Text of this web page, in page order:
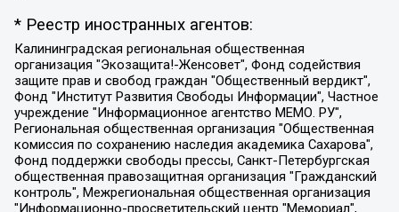
* Реестр иностранных агентов:
Калининградская региональная общественная организация "Экозащита!-Женсовет", Фонд содействия защите прав и свобод граждан "Общественный вердикт", Фонд "Институт Развития Свободы Информации", Частное учреждение "Информационное агентство МЕМО. РУ", Региональная общественная организация "Общественная комиссия по сохранению наследия академика Сахарова", Фонд поддержки свободы прессы, Санкт-Петербургская общественная правозащитная организация "Гражданский контроль", Межрегиональная общественная организация "Информационно-просветительский центр "Мемориал", Региональный Фонд "Центр Защиты Прав Средств Массовой Информации", с 05.12.2023 Фонд "Центр Защиты Прав Средств массовой информации", Региональная общественная благотворительная организация помощи беженцам и мигрантам "Гражданское содействие", Негосударственное образовательное учреждение дополнительного профессионального образования (повышение квалификации) специалистов "АКАДЕМИЯ ПО ПРАВАМ ЧЕЛОВЕКА", Свердловская региональная общественная организация "Сутяжник", Автономная некоммерческая организация "Центр независимых социологических исследований", Союз общественных объединений "Российский исследовательский центр по правам человека", Региональное общественное учреждение научно-информационный центр "МЕМОРИАЛ", Некоммерческая организация "Фонд защиты гласности", Автономная некоммерческая организация "Институт прав человека", Городская общественная организация "Екатеринбургское общество "МЕМОРИАЛ", Городская общественная организация "Рязанское историко-просветительское и правозащитное общество "Мемориал" (Рязанский Мемориал), Челябинский региональный орган общественной самодеятельности – женское общественное объединение "Женщины Евразии", Челябинский региональный орган общественной самодеятельности "Уральская правозащитная группа", Фонд содействия защите здоровья и социальной справедливости имени Андрея Рылькова, Автономная Некоммерческая Организация "Аналитический Центр Юрия Левады", Автономная некоммерческая организация социальной поддержки населения "Проект Апрель", Региональная общественная организация помощи женщинам и детям, находящимся в кризисной ситуации "Информационно-методический центр "Анна", Фонд содействия развитию массовых коммуникаций и правовому просвещению "Так-так-Так", Фонд содействия устойчивому развитию "Серебряная тайга", Свердловский региональный общественный фонд социальных проектов "Новое время", "Idel.Реалии", Кавказ.Реалии, Крым.Реалии, Телеканал Настоящее Время, Татаро-башкирская служба Радио Свобода (Azatliq Radiosi), Радио Свободная Европа/Радио Свобода (PCE/PC), "Сибирь.Реалии", "Фактограф", Благотворительный фонд помощи осужденным и их семьям, Автономная некоммерческая организация "Институт глобализации и социальных движений", Фонд "В защиту прав заключенных", Частное учреждение "Центр поддержки и содействия развитию средств массовой информации", Пензенский региональный общественный благотворительный фонд "Гражданский союз", "Север.Реалии", Некоммерческая организация Фонд "Правовая инициатива", Общество с ограниченной ответственностью "Радио Свободная Европа/Радио Свобода", Чешское информационное агентство "MEDIUM-ORIENT", Красноярская региональная общественная организация "Мы против СПИДа", Камалягин Денис Николаевич, Маркелов Сергей Евгеньевич, Пономарев Лев Александрович, Савицкая Людмила Алексеевна, Автономная некоммерческая организация "Центр по работе с проблемой насилия "НАСИЛИЮ.НЕТ", Межрегиональный профессиональный союз работников здравоохранения "Альянс врачей", Юридическое лицо, зарегистрированное в Латвийской Республике, SIA "Medusa Project" (регистрационный номер 40103797863, дата регистрации 10.06.2014), Некоммерческая организация "Фонд по борьбе с коррупцией", Автономная некоммерческая организация "Институт права и публичной политики", Баданин Роман Сергеевич, Гликин Максим Александрович, Железнова Мария Михайловна, Лукьянова Юлия Сергеевна, Маетная Елизавета Витальевна, Маняхин Петр Борисович, Чуракова Ольга Владимировна, Ярош Юлия Петровна, Юридическое лицо "The Insider SIA", зарегистрированное в Риге, Латвийская Республика (дата регистрации 26.06.2015), являющееся администратором доменного имени интернет-издания "The Insider SIA", https://theins.ru, Постернак Алексей Евгеньевич, Рубин Михаил Аркадьевич, Анин Роман Александрович, Юридическое лицо Istories fonds, зарегистрированное в Латвийской Республике (регистрационный номер 50008295751, дата регистрации 24.02.2020), Великовский Дмитрий Александрович, Долинина Ирина Николаевна, Мароховская Алеся Алексеевна, Шлейнов Роман Юрьевич, Шмагун Олеся Валентиновна, Общество с ограниченной ответственностью "Альтаир 2021", Общество с ограниченной ответственностью "Вега 2021", Общество с ограниченной ответственностью "Главный редактор 2021", Общество с ограниченной ответственностью "Ромашки монолит", Важенков Артем Валерьевич, Ивановская областная общественная организация "Центр гендерных исследований", Гурман Юрий Альбертович, Медиапроект "ОВД-Инфо", Егоров Владимир Владимирович, Жилинский Владимир Александрович, Общество с ограниченной ответственностью "ЗП", Иванова София Юрьевна, Карезина Инна Павловна, Кильтау Екатерина Викторовна, Петров Алексей Викторович, Пискунов Сергей Евгеньевич, Смирнов Сергей Сергеевич, Тихонов Михаил Сергеевич, Общество с ограниченной ответственностью "ЖУРНАЛИСТ-ИНОСТРАННЫЙ АГЕНТ", Арапова Галина Юрьевна, Вольтская Татьяна Анатольевна, Американская компания "Mason G.E.S. Anonymous Foundation" (США), являющаяся владельцем интернет-издания https://mnews.world/, Компания "Stichting Bellingcat", зарегистрированная в Нидерландах (дата регистрации 11.07.2018), Захаров Андрей Вячеславович, Клепиковская Екатерина Дмитриевна, Общество с ограниченной ответственностью "МЕМО", Перл Роман Александрович, Симонов Евгений Алексеевич, Соловьева Елена Анатольевна, Сотников Даниил Владимирович, Сурначева Елизавета Дмитриевна, Автономная некоммерческая организация по защите прав человека и информированию населения "Якутия – Наше Мнение", Общество с ограниченной ответственностью "Москоу диджитал медиа", с 26.01.2023 Общество с ограниченной ответственностью "Чайка Белые сады", Ветошкина Валерия Валерьевна, Заговора Максим Александрович, Межрегиональное общественное движение "Российская ЛГБТ - сеть", Оленичев Максим Владимирович, Павлов Иван Юрьевич, Скворцова Елена Сергеевна, Общество с ограниченной ответственностью "Как бы инагент", Кочетков Игорь Викторович, Общество с ограниченной ответственностью "Честные выборы", Еланчик Олег Александрович, Общество с ограниченной ответственностью "Нобелевский призыв", Гималова Регина Эмилевна, Григорьев Андрей Валерьевич, Григорьева Алина Александровна, Ассоциация по содействию защите прав призывников, альтернативнослужащих и военнослужащих "Правозащитная группа "Гражданин.Армия.Право", Хисамова Регина Фаритовна, Автономная некоммерческая организация по реализации социально-правовых программ "Лилит", Дальневосточное общественное движение "Маяк", Санкт-Петербургская ЛГБТ-инициативная группа "Выход", Инициативная группа ЛГБТ+ "Реверс", Алексеев Андрей Викторович, Бекбулатова Таисия Львовна, Беляев Иван Михайлович, Владыкина Елена Сергеевна, Гельман Марат Александрович, Никульшина Вероника Юрьевна, Толоконникова Надежда Андреевна, Шендерович Виктор Анатольевич, Общество с ограниченной ответственностью "Данное сообщение", Общество с ограниченной ответственностью Издательский дом "Новая глава", Айнбиндер Александра Александровна, Московский комьюнити-центр для ЛГБТ+инициатив, Благотворительный фонд развития филантропии, Deutsche Welle (Германия, Kurt-Schumacher-Strasse 3, 53113 Bonn), Борзунова Мария Михайловна, Воробьев Виктор Викторович, Голубева Анна Львовна, Константинова Алла Михайловна, Малкова Ирина Владимировна, Мурадов Мурад Абдулгалимович, Осетинская Елизавета Николаевна, Понасенков Евгений Николаевич, Ганапольский Матвей Юрьевич, Киселев Евгений Алексеевич, Борухович Ирина Григорьевна, Дремин Иван Тимофеевич, Дубровский Дмитрий Викторович, Красноярская региональная общественная организация поддержки и развития альтернативных образовательных технологий и межкультурных коммуникаций "ИНТЕРРА", Маяковская Екатерина Алексеевна, Фейгин Марк Захарович, Филимонов Андрей Викторович, Дзугкоева Регина Николаевна, Доброхотов Роман Александрович, Дудь Юрий Александрович, Елкин Сергей Владимирович, Кругликов Кирилл Игоревич, Сабунаева Мария Леонидовна, Семенов Алексей Владимирович, Шаинян Карен Багратович, Шульман Екатерина Михайловна, Асафьев Артур Валерьевич, Вахштайн Виктор Семенович, Венедиктов Алексей Алексеевич, Лушникова Екатерина Евгеньевна, Волков Леонид Михайлович, Невзоров Александр Глебович, Пархоменко Сергей Борисович, Сироткин Ярослав Николаевич, Кара-Мурза Владимир Владимирович, Баранова Наталья Владимировна, Гозман Леонид Яковлевич, Кагарлицкий Борис Юльевич, Климарев Михаил Валерьевич, Милов Владимир Станиславович, Автономная некоммерческая организация Краснодарский центр современного искусства "Типография", Моргенштерн Алишер Тагирович, Соболь Любовь Эдуардовна, Общество с ограниченной ответственностью "ЛИЗА НОРМ", Каспаров Гарри Кимович, Ходорковский Михаил Борисович, Общество с ограниченной ответственностью "Апрельские тезисы", Данилович Ирина Брониславовна, Кашин Олег Владимирович, Петров Николай Владимирович, Пивоваров Алексей Владимирович, Соколов Михаил Владимирович, Цветкова Юлия Владимировна, Чичваркин Евгений Александрович, Комитет против пыток/Команда против пыток, Общество с ограниченной ответственностью "Первый научный", Общество с ограниченной ответственностью "Вертолет и ко", Белоцерковская Вероника Борисовна, Кац Максим Евгеньевич, Лазарева Татьяна Юрьевна, Шаведдинов Руслан Табризович, Яшин Илья Валерьевич, Общество с ограниченной ответственностью "Иноагент ААВ", Алешковский Дмитрий Петрович, Альбац Евгения Марковна, Быков Дмитрий Львович, Галямина Юлия Евгеньевна, Лойко Сергей Леонидович, Мартынов Кирилл Константинович, Медведев Сергей Александрович, Крашенинников Федор Геннадиевич, Гордеева Катерина Вл